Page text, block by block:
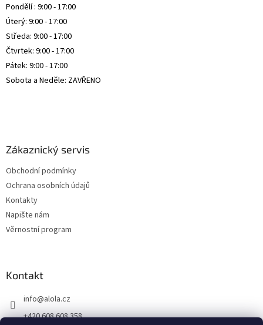
Pondělí : 9:00 - 17:00
Úterý: 9:00 - 17:00
Středa: 9:00 - 17:00
Čtvrtek: 9:00 - 17:00
Pátek: 9:00 - 17:00
Sobota a Neděle: ZAVŘENO
Zákaznický servis
Obchodní podmínky
Ochrana osobních údajů
Kontakty
Napište nám
Věrnostní program
Kontakt
info@alola.cz
+420 608 608 358